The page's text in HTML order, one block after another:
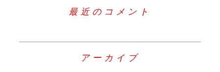
最近のコメント
アーカイブ